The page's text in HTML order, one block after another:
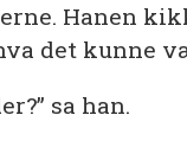
Hanen
det kunne
sa han.